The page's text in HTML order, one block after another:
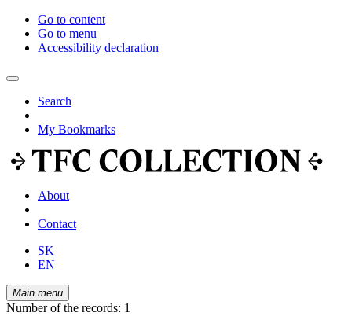
Go to content
Go to menu
Accessibility declaration
Search
My Bookmarks
About
Contact
SK
EN
Main menu
Number of the records: 1